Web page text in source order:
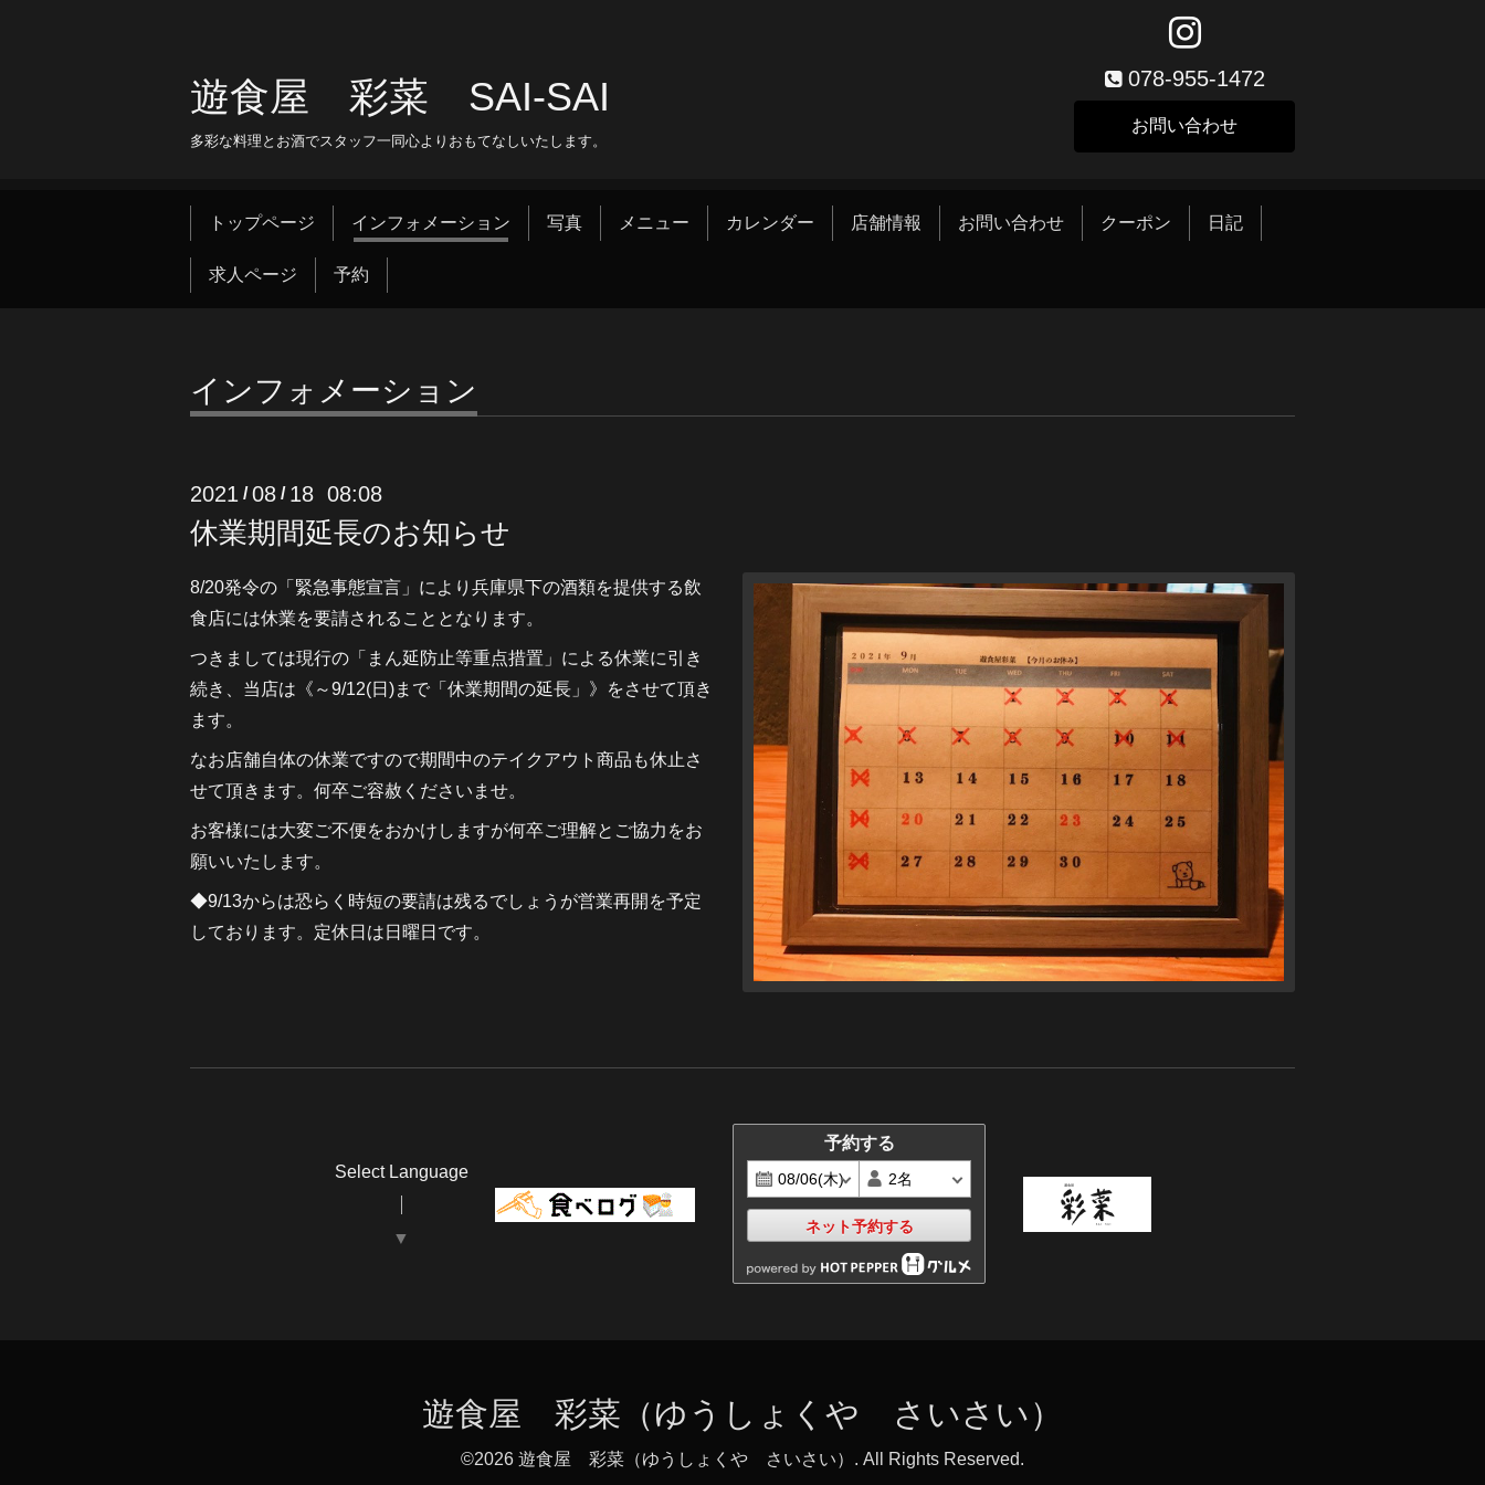
遊食屋 彩菜 SAI‐SAI
多彩な料理とお酒でスタッフ一同心よりおもてなしいたします。
078-955-1472
お問い合わせ
トップページ インフォメーション 写真 メニュー カレンダー 店舗情報 お問い合わせ クーポン 日記
求人ページ 予約
インフォメーション
2021 /08 / 18 08:08
休業期間延長のお知らせ
8/20発令の「緊急事態宣言」により兵庫県下の酒類を提供する飲
食店には休業を要請されることとなります。
つきましては現行の「まん延防止等重点措置」による休業に引き
続き、当店は《～9/12(日)まで「休業期間の延長」》をさせて頂き
ます。
なお店舗自体の休業ですので期間中のテイクアウト商品も休止さ
せて頂きます。何卒ご容赦くださいませ。
お客様には大変ご不便をおかけしますが何卒ご理解とご協力をお
願いいたします。
◆9/13からは恐らく時短の要請は残るでしょうが営業再開を予定
しております。定休日は日曜日です。
Select Language
▼
予約する
ネット予約する
遊食屋 彩菜（ゆうしょくや さいさい）
©2026 遊食屋 彩菜（ゆうしょくや さいさい） . All Rights Reserved.